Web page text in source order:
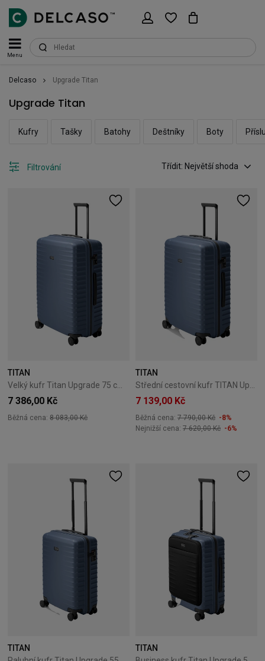
Menu
Delcaso Upgrade Titan
Upgrade Titan
Kufry Tašky Batohy Deštníky Boty
Třídit: Největší shoda
Filtrování
TITAN
7 386,00 Kč
Běžná cena: 8 083,00 Kč
TITAN
7 139,00 Kč
Běžná cena: 7 790,00 Kč -8%
Nejnižší cena: 7 620,00 Kč -6%
TITAN
TITAN